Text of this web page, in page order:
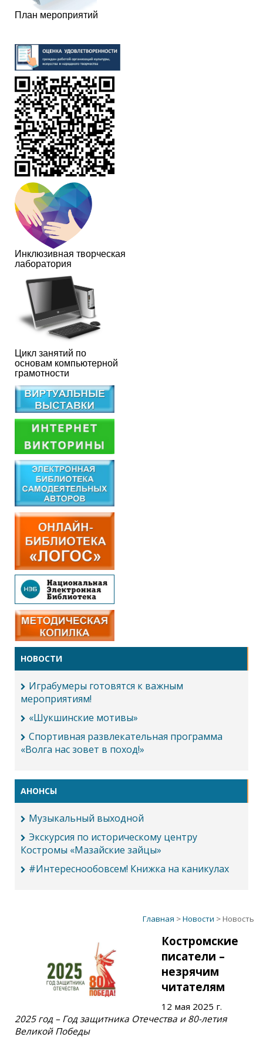
План мероприятий
Инклюзивная творческая
лаборатория
Цикл занятий по
основам компьютерной
грамотности
НОВОСТИ
Играбумеры готовятся к важным
мероприятиям!
«Шукшинские мотивы»
Спортивная развлекательная программа
«Волга нас зовет в поход!»
АНОНСЫ
Музыкальный выходной
Экскурсия по историческому центру
Костромы «Мазайские зайцы»
#Интереснообовсем! Книжка на каникулах
Главная >Новости > Новость
Костромские
писатели –
незрячим
читателям
12 мая 2025 г.
2025 год – Год защитника Отечества и 80-летия
Великой Победы